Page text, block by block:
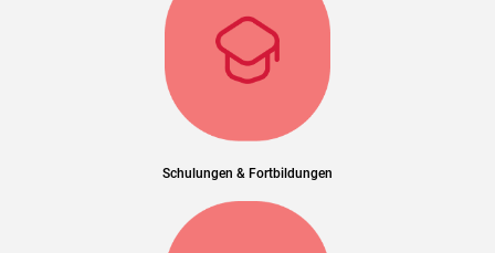
Schulungen & Fortbildungen